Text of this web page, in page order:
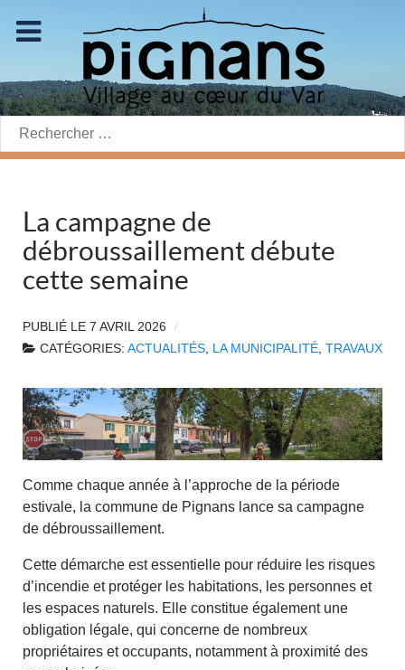
Rechercher:
La campagne de
débroussaillement débute
cette semaine
PUBLIÉ LE 7 AVRIL 2026
CATÉGORIES: ACTUALITÉS, LA MUNICIPALITÉ, TRAVAUX
Comme chaque année à l’approche de la période
estivale, la commune de Pignans lance sa campagne
de débroussaillement.
Cette démarche est essentielle pour réduire les risques
d’incendie et protéger les habitations, les personnes et
les espaces naturels. Elle constitue également une
obligation légale, qui concerne de nombreux
propriétaires et occupants, notamment à proximité des